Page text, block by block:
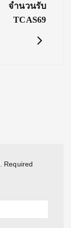
จำนวนรับ
TCAS69
Required